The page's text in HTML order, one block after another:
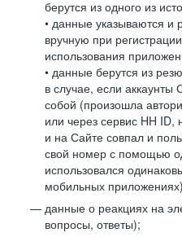
берутся из одного из
• данные указываются и
вручную при
использования
• данные берутся из
в случае, если аккаунты
собой (произошла
или через сервис HH
и на Сайте совпал и
свой номер с помощью
использовался
мобильных
данные о реакциях на
вопросы, ответы);